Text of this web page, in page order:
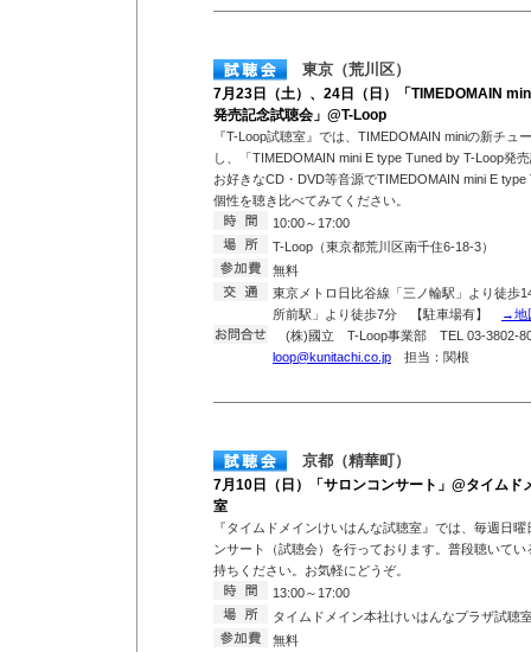
東京（荒川区）
7月23日（土）、24日（日）「TIMEDOMAIN
発売記念試聴会」@T-Loop
『T-Loop試聴室』では、TIMEDOMAIN miniの新チュ
し、「TIMEDOMAIN mini E type Tuned by T-Loop発
お好きなCD・DVD等音源でTIMEDOMAIN mini E
個性を聴き比べてみてください。
10:00～17:00
T-Loop（東京都荒川区南千住6-18-3）
無料
東京メトロ日比谷線「三ノ輪駅」より徒歩
所前駅」より徒歩7分 【駐車場有】
→地
(株)國立 T-Loop事業部 TEL 03-3802-
loop@kunitachi.co.jp 担当：関根
京都（精華町）
7月10日（日）「サロンコンサート」@タイムド
室
『タイムドメインけいはんな試聴室』では、毎週日
ンサート（試聴会）を行っております。普段聴いて
持ちください。お気軽にどうぞ。
13:00～17:00
タイムドメイン本社けいはんなプラザ試聴
無料